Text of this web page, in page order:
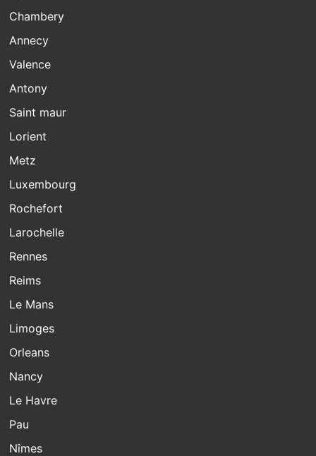
Chambery
Annecy
Valence
Antony
Saint maur
Lorient
Metz
Luxembourg
Rochefort
Larochelle
Rennes
Reims
Le Mans
Limoges
Orleans
Nancy
Le Havre
Pau
Nîmes